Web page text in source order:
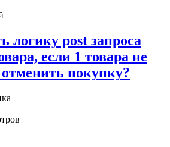
логику post запроса
если 1 товара не
покупку?